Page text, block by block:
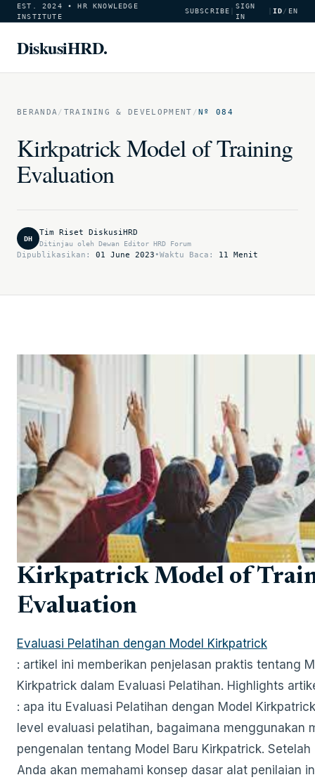
EST. 2024 • HR KNOWLEDGE
INSTITUTE
SUBSCRIBE
SIGN
IN
ID/ EN
DiskusiHRD.
BERANDA/ TRAINING & DEVELOPMENT /Nº 084
Kirkpatrick Model of Training
Evaluation
DH
Tim Riset DiskusiHRD
Ditinjau oleh Dewan Editor HRD Forum
Dipublikasikan: 01 June 2023•Waktu Baca: 11 Menit
Kirkpatrick Model of
Evaluation
Evaluasi Pelatihan dengan Model Kirkpatrick
: artikel ini memberikan penjelasan praktis tentang
Kirkpatrick dalam Evaluasi Pelatihan. Highlights
: apa itu Evaluasi Pelatihan dengan Model
level evaluasi pelatihan, bagaimana menggunakan
pengenalan tentang Model Baru Kirkpatrick. Setelah
Anda akan memahami konsep dasar alat penilaian